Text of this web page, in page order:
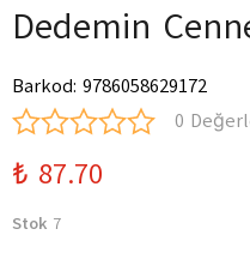
Dedemin
Barkod: 9786058629172
0
₺ 87.70
Stok 7